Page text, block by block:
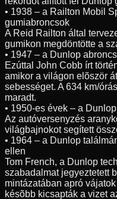
• 1938 – a Railton Mobil
gumiabroncsok
A Reid Railton által
gumikon megdöntötte a
• 1947 – a Dunlop
Ezúttal John Cobb írt
amikor a világon elõször
sebességet. A 634 km/
maradt.
• 1950-es évek – a
Az autóversenyzés
világbajnokot segített
• 1964 – a Dunlop
ellen
Tom French, a Dunlop
szabadalmat jegyeztetett
mintázatában apró
késõbb kicsapták a vizet